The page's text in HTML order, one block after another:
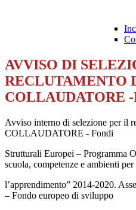
AVVISO DI
RECLUTAMENTO
COLLAUDATORE
Avviso interno di selezione per il
COLLAUDATORE - Fondi
Strutturali Europei – Programma
scuola, competenze e ambienti per
l’apprendimento” 2014-2020.
– Fondo europeo di sviluppo